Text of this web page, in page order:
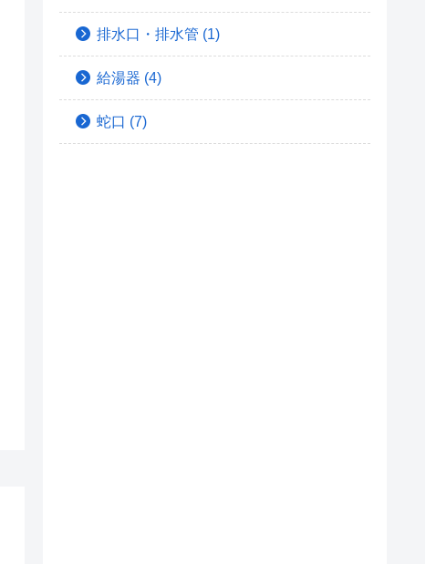
排水口・排水管 (1)
給湯器 (4)
蛇口 (7)